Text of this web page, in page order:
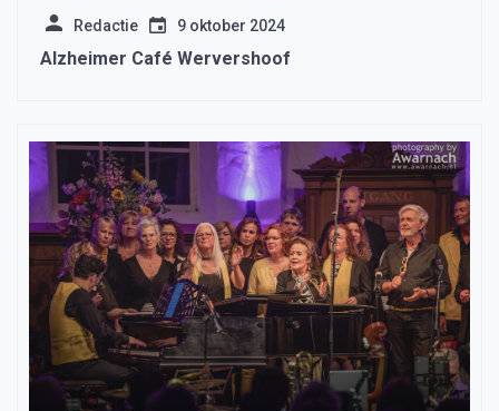
Redactie 9 oktober 2024
Alzheimer Café Wervershoof